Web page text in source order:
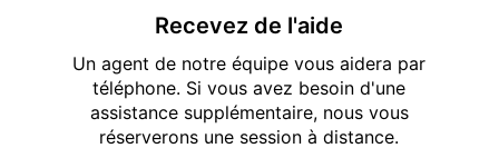
Recevez de l'aide
Un agent de notre équipe vous aidera par
téléphone. Si vous avez besoin d'une
assistance supplémentaire, nous vous
réserverons une session à distance.